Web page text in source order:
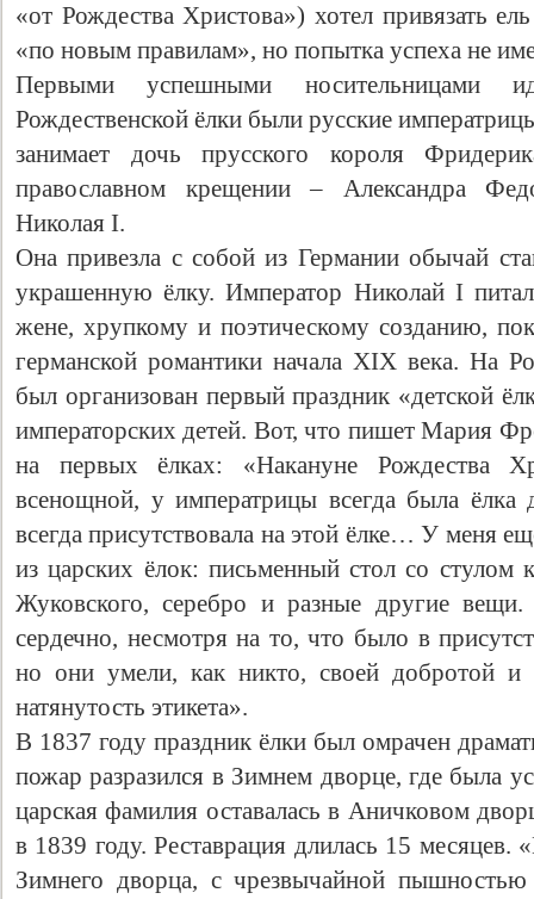
«от Рождества Христова») хотел привязать
«по новым правилам», но попытка успеха не
Первыми успешными носительницами
Рождественской ёлки были русские
занимает дочь прусского короля
православном крещении – Александра
Николая I.
Она привезла с собой из Германии обычай
украшенную ёлку. Император Николай I
жене, хрупкому и поэтическому созданию,
германской романтики начала ХIХ века. На
был организован первый праздник «детской
императорских детей. Вот, что пишет Мария
на первых ёлках: «Накануне Рождества
всенощной, у императрицы всегда была
всегда присутствовала на этой ёлке… У меня
из царских ёлок: письменный стол со
Жуковского, серебро и разные другие
сердечно, несмотря на то, что было в
но они умели, как никто, своей добротой и
натянутость этикета».
В 1837 году праздник ёлки был омрачен
пожар разразился в Зимнем дворце, где была
царская фамилия оставалась в Аничковом
в 1839 году. Реставрация длилась 15 месяцев.
Зимнего дворца, с чрезвычайной пышностью
Свидетельство